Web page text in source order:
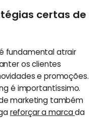
certas de
fundamental atrair
os clientes
e promoções.
é importantíssimo.
marketing também
reforçar a marcada